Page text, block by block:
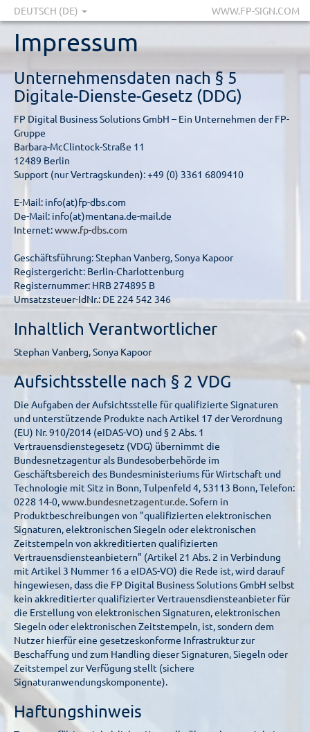
DEUTSCH (DE) WWW.FP-SIGN.COM
Impressum
Unternehmensdaten nach § 5
Digitale-Dienste-Gesetz (DDG)
FP Digital Business Solutions GmbH – Ein Unternehmen der FP-
Gruppe
Barbara-McClintock-Straße 11
12489 Berlin
Support (nur Vertragskunden): +49 (0) 3361 6809410
E-Mail: info(at)fp-dbs.com
De-Mail: info(at)mentana.de-mail.de
Internet:www.fp-dbs.com
Geschäftsführung: Stephan Vanberg, Sonya Kapoor
Registergericht: Berlin-Charlottenburg
Registernummer: HRB 274895 B
Umsatzsteuer-IdNr.: DE 224 542 346
Inhaltlich Verantwortlicher
Stephan Vanberg, Sonya Kapoor
Aufsichtsstelle nach § 2 VDG
Die Aufgaben der Aufsichtsstelle für qualifizierte Signaturen
und unterstützende Produkte nach Artikel 17 der Verordnung
(EU) Nr. 910/2014 (eIDAS-VO) und § 2 Abs. 1
Vertrauensdienstegesetz (VDG) übernimmt die
Bundesnetzagentur als Bundesoberbehörde im
Geschäftsbereich des Bundesministeriums für Wirtschaft und
Technologie mit Sitz in Bonn, Tulpenfeld 4, 53113 Bonn, Telefon:
0228 14-0,www.bundesnetzagentur.de. Sofern in
Produktbeschreibungen von "qualifizierten elektronischen
Signaturen, elektronischen Siegeln oder elektronischen
Zeitstempeln von akkreditierten qualifizierten
Vertrauensdiensteanbietern" (Artikel 21 Abs. 2 in Verbindung
mit Artikel 3 Nummer 16 a eIDAS-VO) die Rede ist, wird darauf
hingewiesen, dass die FP Digital Business Solutions GmbH selbst
kein akkreditierter qualifizierter Vertrauensdiensteanbieter für
die Erstellung von elektronischen Signaturen, elektronischen
Siegeln oder elektronischen Zeitstempeln, ist, sondern dem
Nutzer hierfür eine gesetzeskonforme Infrastruktur zur
Beschaffung und zum Handling dieser Signaturen, Siegeln oder
Zeitstempel zur Verfügung stellt (sichere
Signaturanwendungskomponente).
Haftungshinweis